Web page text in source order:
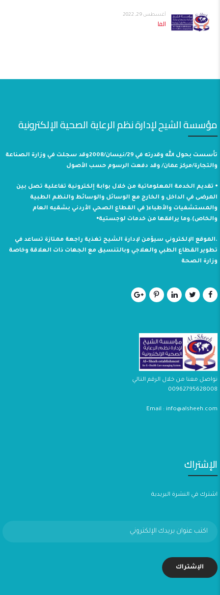
أغسطس 29, 2022
الفا
مؤسسة الشيح لإدارة نظم الرعاية الصحية الإلكترونية
تأسست بحول الله وقدرته في 29/نيسان/2008وقد سجلت في وزارة الصناعة
والتجارة/مركز عمان/ وقد دفعت الرسوم حسب الأصول
⦁ تقديم الخدمة المعلوماتية من خلال بوابة إلكترونية تفاعلية تصل بين
المرضى في الداخل و الخارج مع الوسائل والوسائط والنظم الطبية
والمستشفيات والأطباء( في القطاع الصحي الأردني بشقيه العام
والخاص).وما يرافقها من خدمات لوجستية⦁
.الموقع الإلكتروني سيؤمن لإدارة الشيح تغذية راجعة ممتازة تساعد في
تطوير القطاع الطبي والعلاجي وبالتنسيق مع الجهات ذات العلاقة وخاصة
وزارة الصحة
تواصل معنا من خلال الرقم التالي
00962795628008
Email : info@alsheeh.com
الإشتراك
اشترك في النشرة البريدية